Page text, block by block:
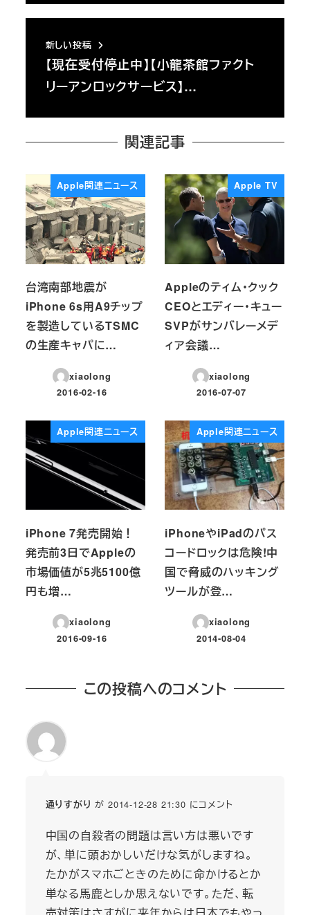
新しい投稿
【現在受付停止中】【小龍茶館ファクト
リーアンロックサービス】…
関連記事
Apple関連ニュース
台湾南部地震が
iPhone 6s用A9チップ
を製造しているTSMC
の生産キャパに…
xiaolong
投稿日
2016-02-16
Apple TV
Appleのティム・クック
CEOとエディー・キュー
SVPがサンバレーメデ
ィア会議…
xiaolong
投稿日
2016-07-07
Apple関連ニュース
iPhone 7発売開始！
発売前3日でAppleの
市場価値が5兆5100億
円も増…
xiaolong
投稿日
2016-09-16
Apple関連ニュース
iPhoneやiPadのパス
コードロックは危険!中
国で脅威のハッキング
ツールが登…
xiaolong
投稿日
2014-08-04
この投稿へのコメント
通りすがり が 2014-12-28 21:30 にコメント
中国の自殺者の問題は言い方は悪いです
が、単に頭おかしいだけな気がしますね。
たかがスマホごときのために命かけるとか
単なる馬鹿としか思えないです。ただ、転